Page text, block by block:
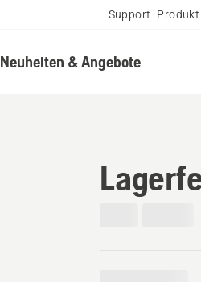
Support
Neuheiten & Angebote